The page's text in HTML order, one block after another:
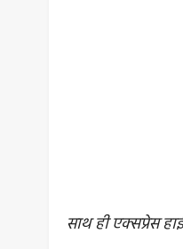
साथ ही एक्सप्रेस